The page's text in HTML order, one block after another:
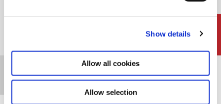
Show details
Allow all cookies
Allow selection
TILMELD
INFO OG PRIS